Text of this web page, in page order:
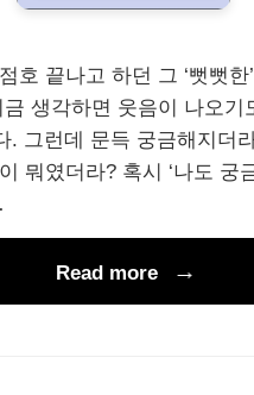
호 끝나고 하던 그 ‘뻣뻣한
생각하면 웃음이 나오기
. 그런데 문득 궁금해지더
뭐였더라? 혹시 ‘나도 궁
Read more